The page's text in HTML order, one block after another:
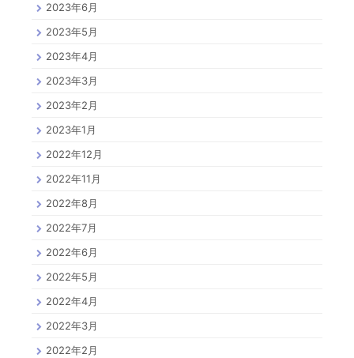
2023年6月
2023年5月
2023年4月
2023年3月
2023年2月
2023年1月
2022年12月
2022年11月
2022年8月
2022年7月
2022年6月
2022年5月
2022年4月
2022年3月
2022年2月